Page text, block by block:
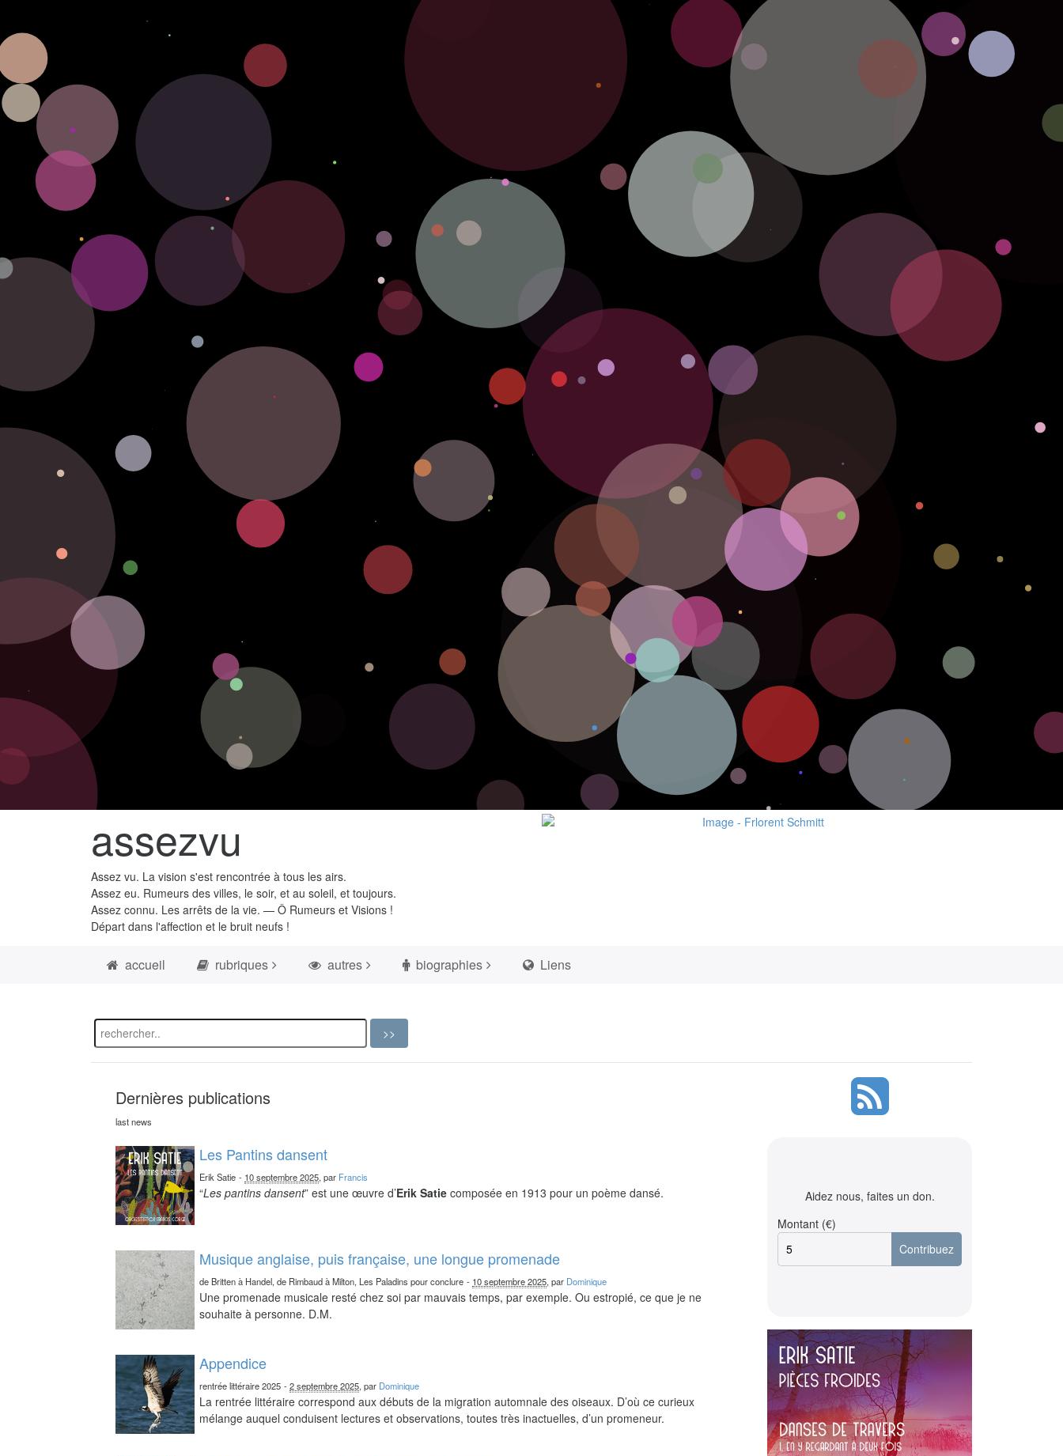
assezvu
Assez vu. La vision s'est rencontrée à tous les airs.
Assez eu. Rumeurs des villes, le soir, et au soleil, et toujours.
Assez connu. Les arrêts de la vie. — Ô Rumeurs et Visions !
Départ dans l'affection et le bruit neufs !
accueil rubriques autres biographies Liens
Dernières publications
last news
Les Pantins dansent
Erik Satie - 10 septembre 2025, par Francis
“Les pantins dansent” est une œuvre d’Erik Satie composée en 1913 pour un poème dansé.
Musique anglaise, puis française, une longue promenade
de Britten à Handel, de Rimbaud à Milton, Les Paladins pour conclure - 10 septembre 2025, par Dominique
Une promenade musicale resté chez soi par mauvais temps, par exemple. Ou estropié, ce que je ne
souhaite à personne. D.M.
Appendice
rentrée littéraire 2025 -2 septembre 2025, par Dominique
La rentrée littéraire correspond aux débuts de la migration automnale des oiseaux. D’où ce curieux
mélange auquel conduisent lectures et observations, toutes très inactuelles, d’un promeneur.
Aidez nous, faites un don.
Montant (€)